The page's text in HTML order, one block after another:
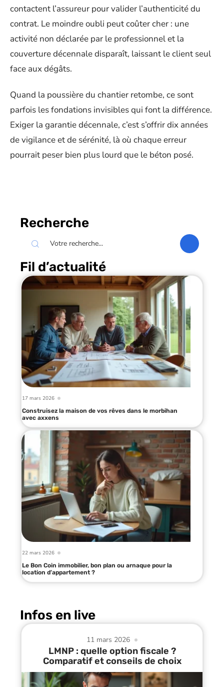
contactent l’assureur pour valider l’authenticité du
contrat. Le moindre oubli peut coûter cher : une
activité non déclarée par le professionnel et la
couverture décennale disparaît, laissant le client seul
face aux dégâts.
Quand la poussière du chantier retombe, ce sont
parfois les fondations invisibles qui font la différence.
Exiger la garantie décennale, c’est s’offrir dix années
de vigilance et de sérénité, là où chaque erreur
pourrait peser bien plus lourd que le béton posé.
Recherche
Fil d’actualité
17 mars 2026
Construisez la maison de vos rêves dans le morbihan
avec axxens
22 mars 2026
Le Bon Coin immobilier, bon plan ou arnaque pour la
location d’appartement ?
Infos en live
11 mars 2026
LMNP : quelle option fiscale ?
Comparatif et conseils de choix